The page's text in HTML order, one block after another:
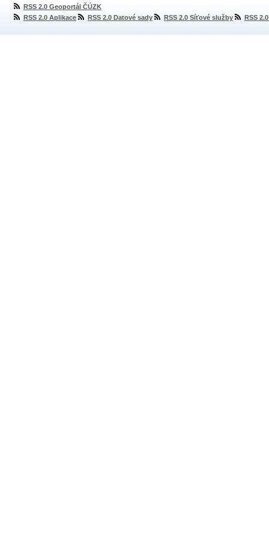
RSS 2.0 Geoportál ČÚZK
RSS 2.0 Aplikace
RSS 2.0 Datové sady RSS 2.0 Síťové služby RSS